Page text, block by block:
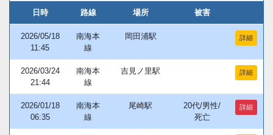
日時 路線 場所 被害
2026/05/18
11:45
南海本
線
岡田浦駅 詳細
2026/03/24
21:44
南海本
線
吉見ノ里駅 詳細
2026/01/18
06:35
南海本
線
尾崎駅
20代/男性/
死亡
詳細